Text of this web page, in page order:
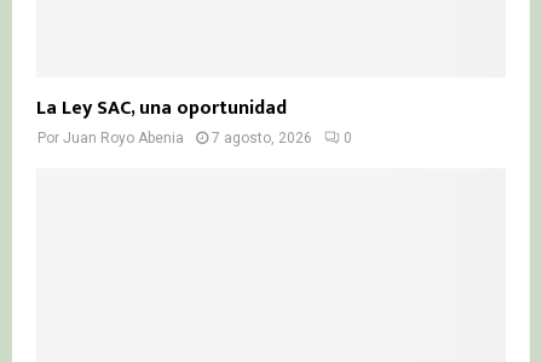
La Ley SAC, una oportunidad
Por Juan Royo Abenia 7 agosto, 2026 0